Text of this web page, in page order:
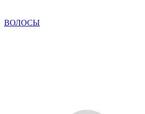
ВОЛОСЫ